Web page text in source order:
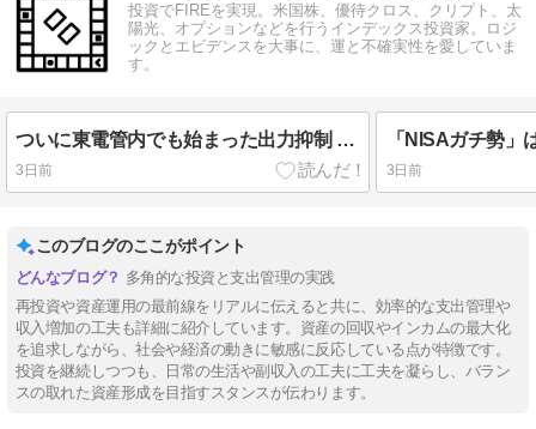
投資でFIREを実現。米国株、優待クロス、クリプト、太
陽光、オプションなどを行うインデックス投資家。ロジ
ックとエビデンスを大事に、運と不確実性を愛していま
す。
ついに東電管内でも始まった出力抑制 7%も自動控除
3日前 3日前
このブログのここがポイント
多角的な投資と支出管理の実践
再投資や資産運用の最前線をリアルに伝えると共に、効率的な支出管理や
収入増加の工夫も詳細に紹介しています。資産の回収やインカムの最大化
を追求しながら、社会や経済の動きに敏感に反応している点が特徴です。
投資を継続しつつも、日常の生活や副収入の工夫に工夫を凝らし、バラン
スの取れた資産形成を目指すスタンスが伝わります。